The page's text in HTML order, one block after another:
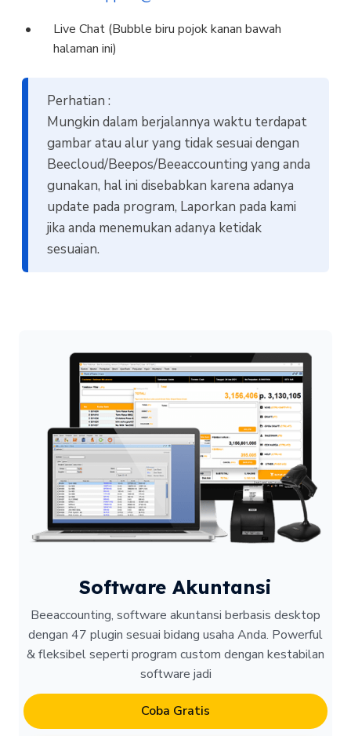
Live Chat (Bubble biru pojok kanan bawah
halaman ini)
Perhatian :
Mungkin dalam berjalannya waktu terdapat
gambar atau alur yang tidak sesuai dengan
Beecloud/Beepos/Beeaccounting yang anda
gunakan, hal ini disebabkan karena adanya
update pada program, Laporkan pada kami
jika anda menemukan adanya ketidak
sesuaian.
Software Akuntansi
Beeaccounting, software akuntansi berbasis desktop
dengan 47 plugin sesuai bidang usaha Anda. Powerful
& fleksibel seperti program custom dengan kestabilan
software jadi
Coba Gratis